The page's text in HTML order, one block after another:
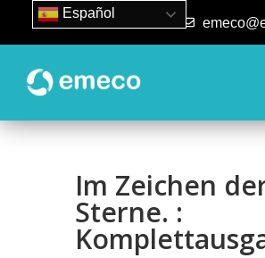
93 840 50 80
Im Zeichen
Sterne. :
Español